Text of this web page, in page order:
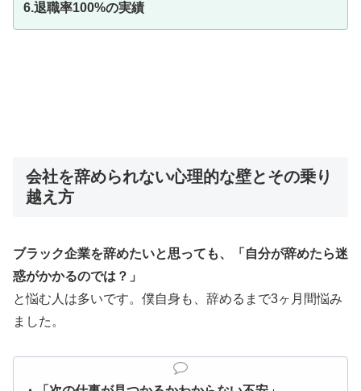
6.退職率100%の実績
会社を辞められない心理的な壁とその乗り
越え方
ブラック企業を辞めたいと思っても、「自分が辞めたら迷
惑がかかるのでは？」
と悩む人は多いです。僕自身も、辞めるまで3ヶ月間悩み
ました。